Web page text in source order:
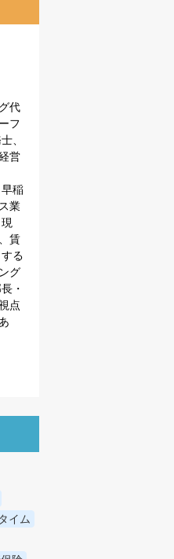
代
フ
、
営
稲
業
賃
る
グ
・
点
イム